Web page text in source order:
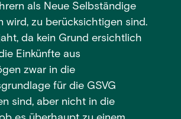
als Neue Selbständige
wird, zu berücksichtigen sind.
da kein Grund ersichtlich
Einkünfte aus
zwar in die
für die GSVG
sind, aber nicht in die